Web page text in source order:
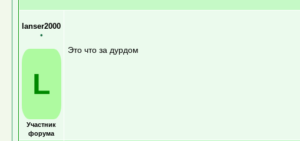
lanser2000
•
L
Участник
форума
Это что за дурдом